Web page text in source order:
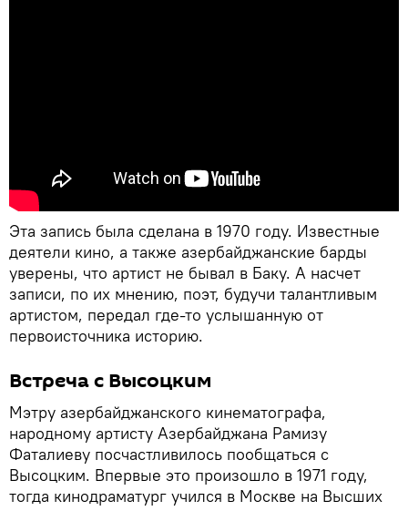
Эта запись была сделана в 1970 году. Известные
деятели кино, а также азербайджанские барды
уверены, что артист не бывал в Баку. А насчет
записи, по их мнению, поэт, будучи талантливым
артистом, передал где-то услышанную от
первоисточника историю.
Встреча с Высоцким
Мэтру азербайджанского кинематографа,
народному артисту Азербайджана Рамизу
Фаталиеву посчастливилось пообщаться с
Высоцким. Впервые это произошло в 1971 году,
тогда кинодраматург учился в Москве на Высших